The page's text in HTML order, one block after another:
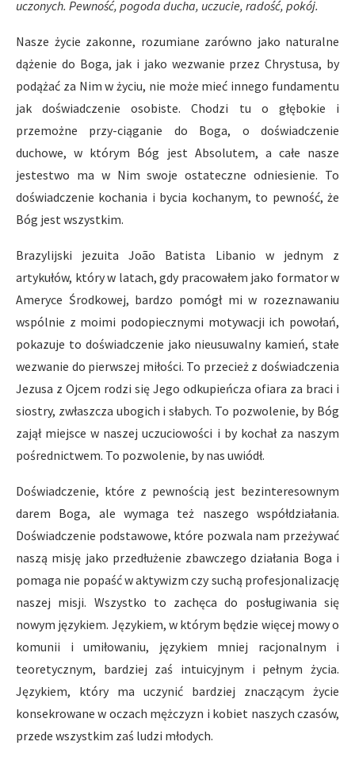
uczonych. Pewność, pogoda ducha, uczucie, radość, pokój.
Nasze życie zakonne, rozumiane zarówno jako naturalne
dążenie do Boga, jak i jako wezwanie przez Chrystusa, by
podążać za Nim w życiu, nie może mieć innego fundamentu
jak doświadczenie osobiste. Chodzi tu o głębokie i
przemożne przy-ciąganie do Boga, o doświadczenie
duchowe, w którym Bóg jest Absolutem, a całe nasze
jestestwo ma w Nim swoje ostateczne odniesienie. To
doświadczenie kochania i bycia kochanym, to pewność, że
Bóg jest wszystkim.
Brazylijski jezuita João Batista Libanio w jednym z
artykułów, który w latach, gdy pracowałem jako formator w
Ameryce Środkowej, bardzo pomógł mi w rozeznawaniu
wspólnie z moimi podopiecznymi motywacji ich powołań,
pokazuje to doświadczenie jako nieusuwalny kamień, stałe
wezwanie do pierwszej miłości. To przecież z doświadczenia
Jezusa z Ojcem rodzi się Jego odkupieńcza ofiara za braci i
siostry, zwłaszcza ubogich i słabych. To pozwolenie, by Bóg
zajął miejsce w naszej uczuciowości i by kochał za naszym
pośrednictwem. To pozwolenie, by nas uwiódł.
Doświadczenie, które z pewnością jest bezinteresownym
darem Boga, ale wymaga też naszego współdziałania.
Doświadczenie podstawowe, które pozwala nam przeżywać
naszą misję jako przedłużenie zbawczego działania Boga i
pomaga nie popaść w aktywizm czy suchą profesjonalizację
naszej misji. Wszystko to zachęca do posługiwania się
nowym językiem. Językiem, w którym będzie więcej mowy o
komunii i umiłowaniu, językiem mniej racjonalnym i
teoretycznym, bardziej zaś intuicyjnym i pełnym życia.
Językiem, który ma uczynić bardziej znaczącym życie
konsekrowane w oczach mężczyzn i kobiet naszych czasów,
przede wszystkim zaś ludzi młodych.